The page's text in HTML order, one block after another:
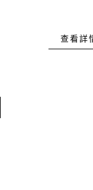
查看詳